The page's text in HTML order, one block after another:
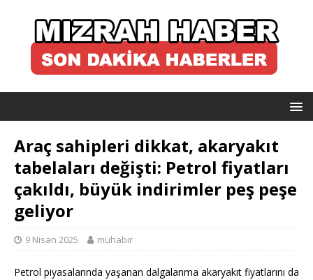
Araç sahipleri dikkat, akaryakıt
tabelaları değişti: Petrol fiyatları
çakıldı, büyük indirimler peş peşe
geliyor
9 Nisan 2025 muhabir
Petrol piyasalarında yaşanan dalgalanma akaryakıt fiyatlarını da